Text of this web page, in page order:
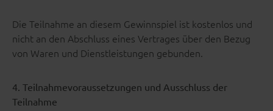
Die Teilnahme an diesem Gewinnspiel ist kostenlos und
nicht an den Abschluss eines Vertrages über den Bezug
von Waren und Dienstleistungen gebunden.
4. Teilnahmevoraussetzungen und Ausschluss der
Teilnahme